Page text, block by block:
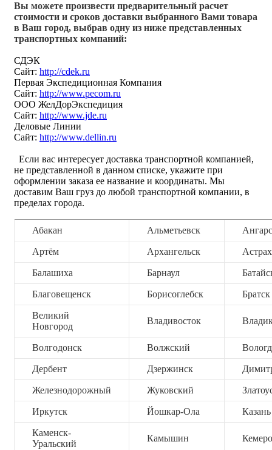
Вы можете произвести предварительный расчет
стоимости и сроков доставки выбранного Вами товара
в Ваш город, выбрав одну из ниже представленных
транспортных компаний:
СДЭК
Сайт: http://cdek.ru
Первая Экспедиционная Компания
Сайт: http://www.pecom.ru
ООО ЖелДорЭкспедиция
Сайт: http://www.jde.ru
Деловые Линии
Сайт: http://www.dellin.ru
Если вас интересует доставка транспортной компанией,
не представленной в данном списке, укажите при
оформлении заказа ее название и координаты. Мы
доставим Ваш груз до любой транспортной компании, в
пределах города.
Абакан Альметьевск
Артём Архангельск
Балашиха Барнаул
Благовещенск Борисоглебск Братск
Великий
Новгород
Владивосток
Волгодонск Волжский
Дербент Дзержинск
Железнодорожный Жуковский
Иркутск Йошкар-Ола Казань
Каменск-
Уральский
Камышин